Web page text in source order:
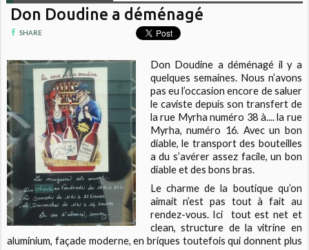
Don Doudine a déménagé
SHARE
Don Doudine a déménagé il y a
quelques semaines. Nous n’avons
pas eu l’occasion encore de saluer
le caviste depuis son transfert de
la rue Myrha numéro 38 à.... la rue
Myrha, numéro 16. Avec un bon
diable, le transport des bouteilles
a du s’avérer assez facile, un bon
diable et des bons bras.
Le charme de la boutique qu’on
aimait n’est pas tout à fait au
rendez-vous. Ici tout est net et
clean, structure de la vitrine en
aluminium, façade moderne, en briques toutefois qui donnent plus